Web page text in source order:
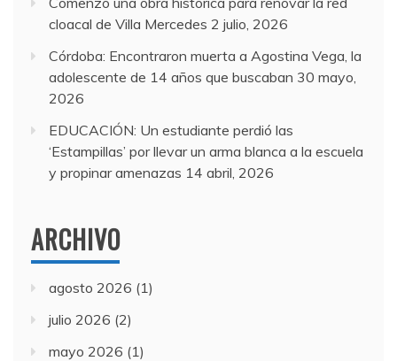
cloacal de Villa Mercedes 2 julio, 2026
Córdoba: Encontraron muerta a Agostina Vega, la
adolescente de 14 años que buscaban 30 mayo,
2026
EDUCACIÓN: Un estudiante perdió las
‘Estampillas’ por llevar un arma blanca a la escuela
y propinar amenazas 14 abril, 2026
ARCHIVO
agosto 2026 (1)
julio 2026 (2)
mayo 2026 (1)